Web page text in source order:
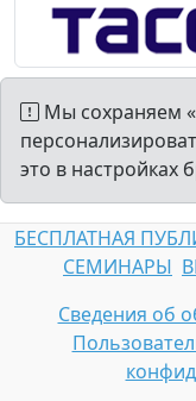
Мы сохраняем
это в настройках
БЕСПЛАТНАЯ
СЕМИНАРЫ
Сведения об